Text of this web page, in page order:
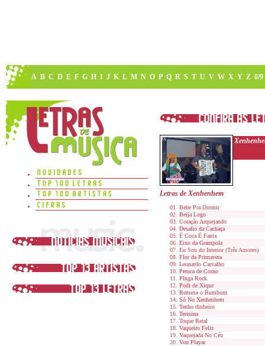
A B C D E F G H I J K L M N O P Q R S T U V W X Y Z 0/9
Letras de Xenhenhem
Bebe Pra Dormir
Beija Logo
Coração Arquejando
Desafio da Cachaça
É Coca É Fanta
Eixo da Grampola
Eu Sou do Interior (Três Amores)
Flor da Primavera
Leonardo Carvalho
Peruca de Corno
PInga Rock
Podi de Xique
Remexe o Bumbum
Só No Xenhenhem
Tenho dinheiro
Teresina
Toque Retal
Vaqueiro Feliz
Vaquejada No Céu
Vou Playar